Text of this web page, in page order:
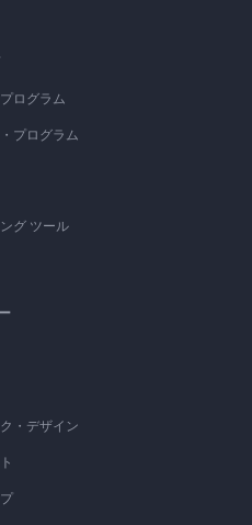
ログラム
プログラム
グ ツール
・デザイン